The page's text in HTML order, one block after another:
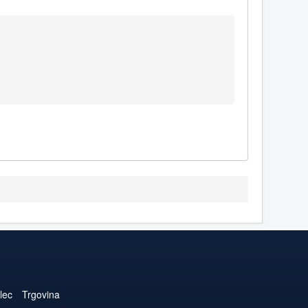
Trgovina